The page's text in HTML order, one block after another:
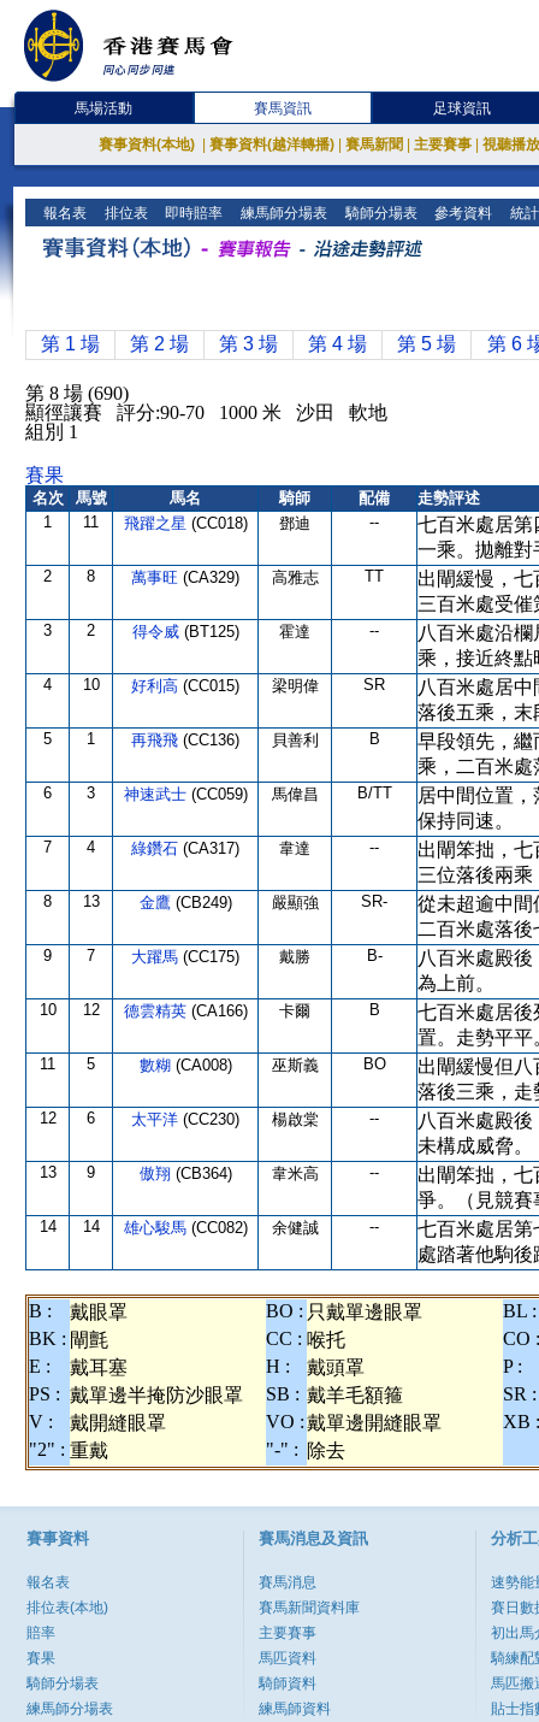
馬場活動 賽馬資訊 足球資訊
賽事資料(本地) 賽事資料(越洋轉播) 賽馬新聞 主要賽事 視聽播
報名表 排位表 即時賠率 練馬師分場表 騎師分場表 參考資料 統
第 1 場 第 2 場 第 3 場 第 4 場 第 5 場 第 6
第 8 場 (690)
顯徑讓賽 評分:90-70 1000 米 沙田 軟地
組別 1
賽果
名次 馬號 馬名 騎師 配備
走勢評述
1
11 飛躍之星 (CC018) 鄧迪 --
七百米處居第
一乘。拋離對
2 8 萬事旺 (CA329) 高雅志 TT
出閘緩慢，
三百米處受
3 2 得令威 (BT125) 霍達 --
八百米處沿
乘，接近終點
4 10 好利高 (CC015) 梁明偉 SR
八百米處居
落後五乘，末
5 1 再飛飛 (CC136) 貝善利 B
早段領先，繼
乘，二百米處
6 3 神速武士 (CC059) 馬偉昌 B/TT
居中間位置
保持同速。
7 4 綠鑽石 (CA317) 韋達 --
出閘笨拙，
三位落後兩
8 13 金鷹 (CB249) 嚴顯強 SR-
從未超逾中間
二百米處落
9 7 大躍馬 (CC175) 戴勝 B-
八百米處殿
為上前。
10 12 德雲精英 (CA166) 卡爾 B
七百米處居後
置。走勢平平
11 5 數糊 (CA008) 巫斯義 BO
出閘緩慢但
落後三乘，走
12 6 太平洋 (CC230) 楊啟棠 --
八百米處殿
未構成威脅。
13 9 傲翔 (CB364) 韋米高 --
出閘笨拙，
爭。（見競賽
14 14 雄心駿馬 (CC082) 余健誠 --
七百米處居第
處踏著他駒
B : 戴眼罩 BO : 只戴單邊眼罩
BL :
BK : 閘氈 CC : 喉托
CO :
E :
戴耳塞 H : 戴頭罩
P :
PS : 戴單邊半掩防沙眼罩 SB : 戴羊毛額箍
SR :
V :
戴開縫眼罩 VO :戴單邊開縫眼罩
XB :
"2" : 重戴 "-" : 除去
賽事資料
報名表
排位表(本地)
賠率
賽果
騎師分場表
練馬師分場表
賽馬消息及資訊
賽馬消息
賽馬新聞資料庫
主要賽事
馬匹資料
騎師資料
練馬師資料
分析
速勢能
賽日數
初出馬
騎練配
馬匹搬
貼士指